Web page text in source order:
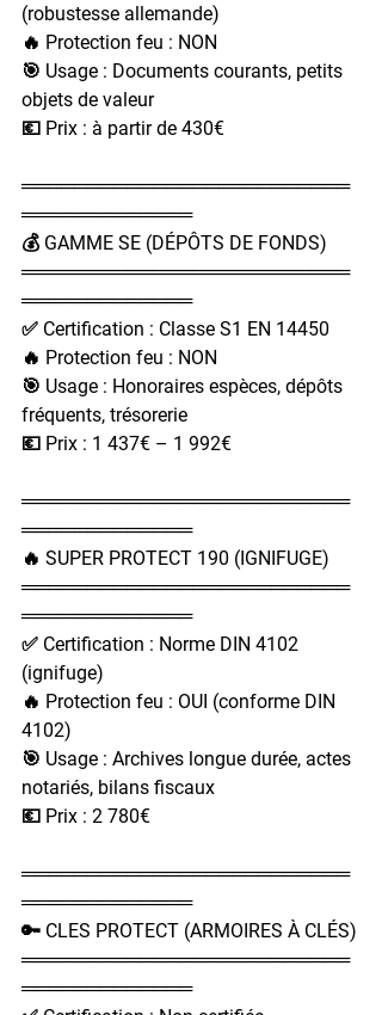
(robustesse allemande)
🔥 Protection feu : NON
🎯 Usage : Documents courants, petits
objets de valeur
💶 Prix : à partir de 430€
═════════════════════════
═════════════
💰 GAMME SE (DÉPÔTS DE FONDS)
═════════════════════════
═════════════
✅ Certification : Classe S1 EN 14450
🔥 Protection feu : NON
🎯 Usage : Honoraires espèces, dépôts
fréquents, trésorerie
💶 Prix : 1 437€ – 1 992€
═════════════════════════
═════════════
🔥 SUPER PROTECT 190 (IGNIFUGE)
═════════════════════════
═════════════
✅ Certification : Norme DIN 4102
(ignifuge)
🔥 Protection feu : OUI (conforme DIN
4102)
🎯 Usage : Archives longue durée, actes
notariés, bilans fiscaux
💶 Prix : 2 780€
═════════════════════════
═════════════
🔑 CLES PROTECT (ARMOIRES À CLÉS)
═════════════════════════
═════════════